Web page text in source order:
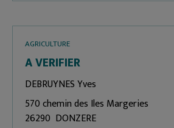
AGRICULTURE
A VERIFIER
DEBRUYNES Yves
570 chemin des Iles Margeries
26290 DONZERE